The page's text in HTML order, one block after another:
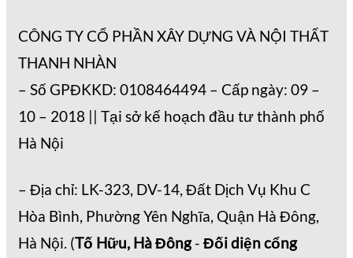
CÔNG TY CỔ PHẦN XÂY DỰNG VÀ NỘI THẤT
THANH NHÀN
– Số GPĐKKD: 0108464494 – Cấp ngày: 09 –
10 – 2018 || Tại sở kế hoạch đầu tư thành phố
Hà Nội
– Địa chỉ: LK-323, DV-14, Đất Dịch Vụ Khu C
Hòa Bình, Phường Yên Nghĩa, Quận Hà Đông,
Hà Nội. (Tố Hữu, Hà Đông- Đối diện cổng